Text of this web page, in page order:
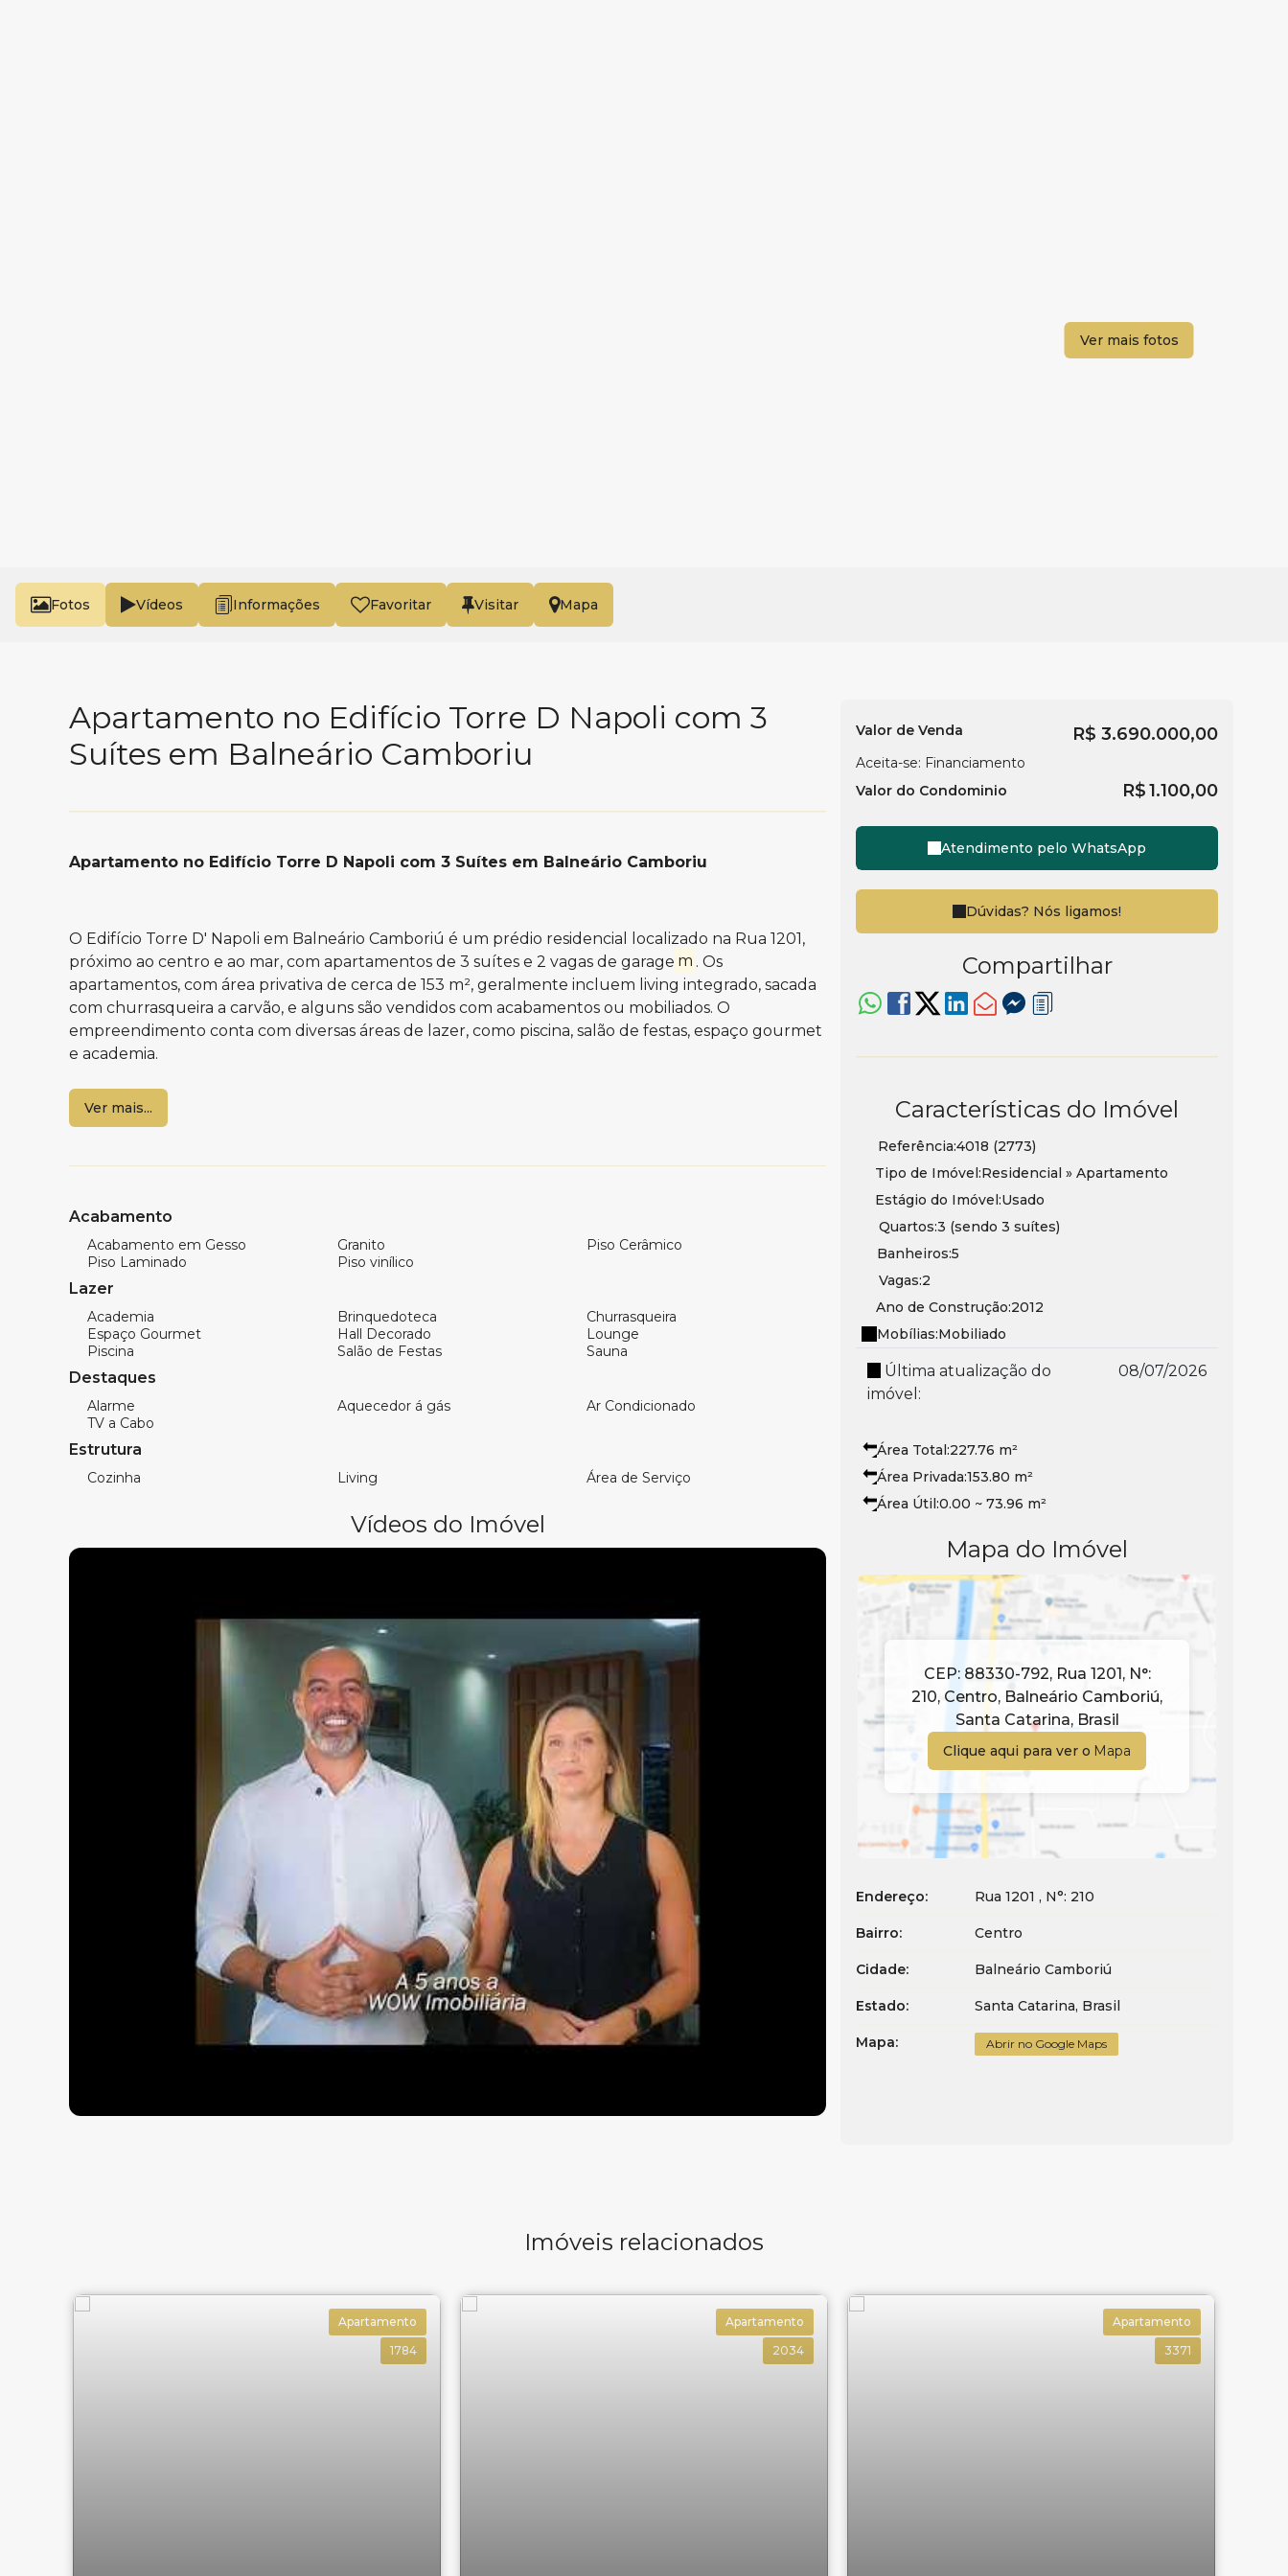
Fotos Vídeos Favoritar Mapa
Apartamento no Edifício Torre D Napoli com 3
Suítes em Balneário Camboriu
Apartamento no Edifício Torre D Napoli com 3 Suítes em Balneário Camboriu
O Edifício Torre D' Napoli em Balneário Camboriú é um prédio residencial localizado na Rua 1201,
próximo ao centro e ao mar, com apartamentos de 3 suítes e 2 vagas de garage m . Os
apartamentos, com área privativa de cerca de 153 m², geralmente incluem living integrado, sacada
com churrasqueira a carvão, e alguns são vendidos com acabamentos ou mobiliados. O
empreendimento conta com diversas áreas de lazer, como piscina, salão de festas, espaço gourmet
e academia.
Características do apartamento:
3 suítes
Living integrado com sacada e churrasqueira a carvão
2 vagas de garagem
Piscina (adulto e infantil)
Salão de festas
Espaço gourmet
Academia
Sala de jogos
Brinquedoteca
Cinema
imobiliária em Balneário Camboriú
Ver mais...
Acabamento
Acabamento em Gesso Granito
Piso Cerâmico
Piso Laminado
Piso vinílico
Lazer
Academia Brinquedoteca
Churrasqueira
Espaço Gourmet
Hall Decorado
Lounge
Piscina
Salão de Festas Sauna
Destaques
Alarme Aquecedor á gás
Ar Condicionado
TV a Cabo
Estrutura
Cozinha Living Área de Serviço
Vídeos do Imóvel
R$ 3.690.000,00
Valor de Venda
Aceita-se: Financiamento
Valor do Condominio
R$1.100,00
Atendimento pelo WhatsApp
Dúvidas? Nós ligamos!
Compartilhar
Características do Imóvel
Referência:4018 (2773)
Tipo de Imóvel:Residencial » Apartamento
Estágio do Imóvel:Usado
Quartos:3 (sendo 3 suítes)
Banheiros:5
Vagas:2
Ano de Construção:2012
Mobílias:Mobiliado
Última atualização do
imóvel:
08/07/2026
Área Total:227.76 m²
Área Privada:153.80 m²
Área Útil:0.00 ~ 73.96 m²
Mapa do Imóvel
CEP: 88330-792, Rua 1201, N°:
210, Centro, Balneário Camboriú,
Santa Catarina, Brasil
Clique aqui para ver o Mapa
Endereço: Rua 1201 , N°: 210
Bairro: Centro
Cidade: Balneário Camboriú
Estado: Santa Catarina, Brasil
Mapa: Abrir no Google Maps
Imóveis relacionados
Apartamento
1784
Apartamento
2034
Apartamento
3371